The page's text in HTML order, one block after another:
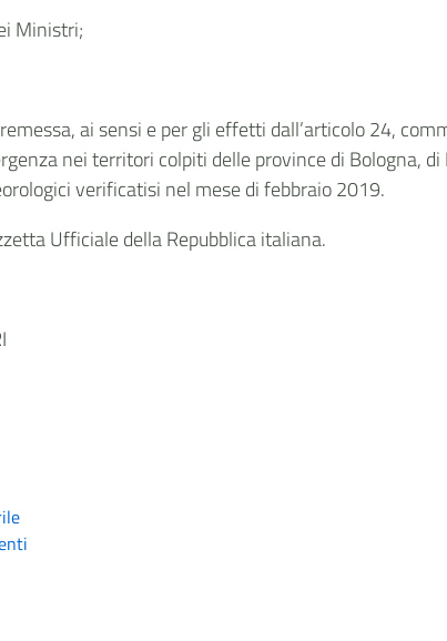
Ministri;
ai sensi e per gli effetti dall’articolo 24,
nei territori colpiti delle province di Bologna,
verificatisi nel mese di febbraio 2019.
Ufficiale della Repubblica italiana.